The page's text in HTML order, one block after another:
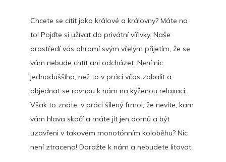
Chcete se cítit jako králové a královny? Máte na
to! Pojďte si užívat do privátní vířivky. Naše
prostředí vás ohromí svým vřelým přijetím, že se
vám nebude chtít ani odcházet. Není nic
jednoduššího, než to v práci včas zabalit a
objednat se rovnou k nám na kýženou relaxaci.
Však to znáte, v práci šílený frmol, že nevíte, kam
vám hlava skočí a máte jít jen domů a být
uzavřeni v takovém monotónním koloběhu? Nic
není ztraceno! Doražte k nám a nebudete litovat.